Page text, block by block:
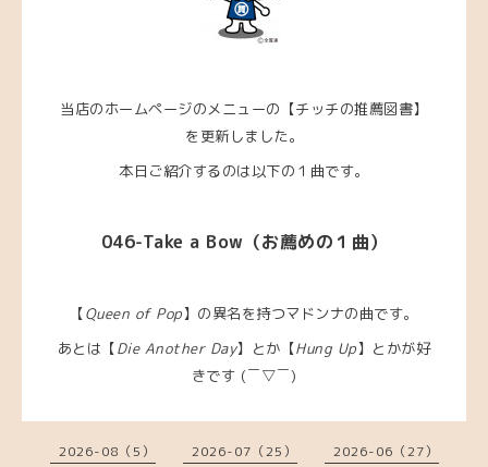
当店のホームページのメニューの【チッチの推薦図書】
を更新しました。
本日ご紹介するのは以下の１曲です。
046-Take a Bow （お薦めの１曲）
【Queen of Pop】の異名を持つマドンナの曲です。
あとは【Die Another Day】とか【Hung Up】とかが好
きです (￣▽￣)
2026-08（5） 2026-07（25） 2026-06（27）